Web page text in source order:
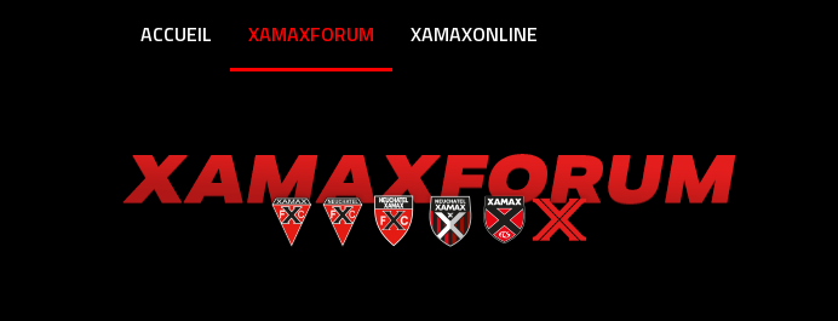
ACCUEIL XAMAXFORUM XAMAXONLINE